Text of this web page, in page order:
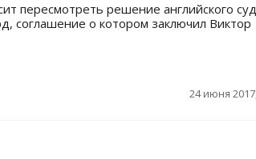
пересмотреть решение английского
соглашение о котором заключил Виктор
24 июня